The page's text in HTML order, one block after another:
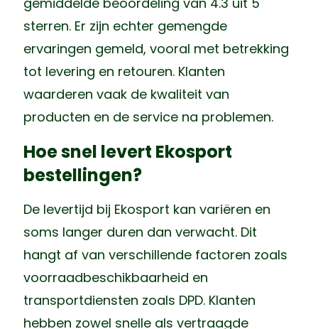
sterren. Er zijn echter gemengde
ervaringen gemeld, vooral met betrekking
tot levering en retouren. Klanten
waarderen vaak de kwaliteit van
producten en de service na problemen.
Hoe snel levert Ekosport
bestellingen?
De levertijd bij Ekosport kan variëren en
soms langer duren dan verwacht. Dit
hangt af van verschillende factoren zoals
voorraadbeschikbaarheid en
transportdiensten zoals DPD. Klanten
hebben zowel snelle als vertraagde